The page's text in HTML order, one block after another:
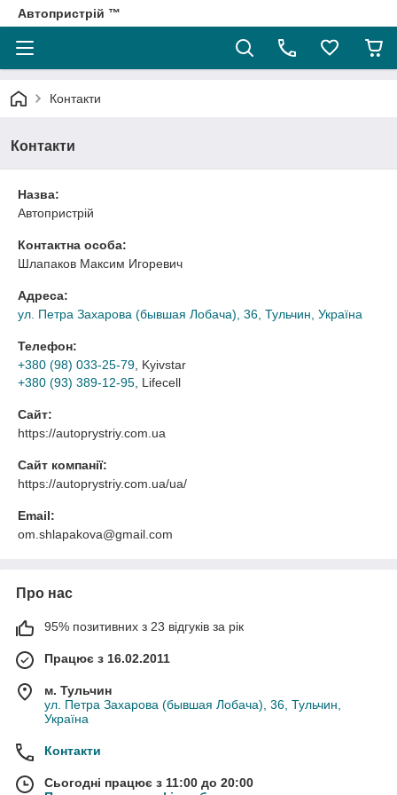
Автопристрій ™
Контакти
Контакти
Назва:
Автопристрій
Контактна особа:
Шлапаков Максим Игоревич
Адреса:
ул. Петра Захарова (бывшая Лобача), 36, Тульчин, Україна
Телефон:
+380 (98) 033-25-79 , Kyivstar
+380 (93) 389-12-95 , Lifecell
Сайт:
https://autoprystriy.com.ua
Сайт компанії:
https://autoprystriy.com.ua/ua/
Email:
om.shlapakova@gmail.com
Про нас
95% позитивних з 23 відгуків за рік
Працює з 16.02.2011
м. Тульчин
ул. Петра Захарова (бывшая Лобача), 36, Тульчин,
Україна
Контакти
Сьогодні працює з 11:00 до 20:00